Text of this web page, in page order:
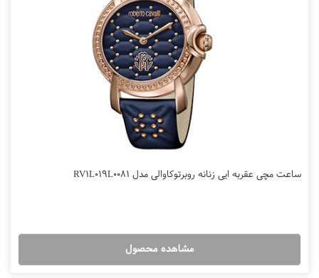
ساعت مچی عقربه ایی زنانه روبرتوکاوالی مدل RV1L019L0081
مشاهده محصول